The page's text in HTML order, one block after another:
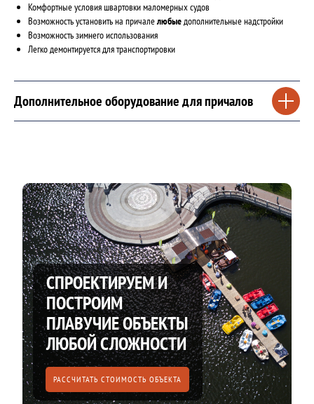
Комфортные условия швартовки маломерных судов
Возможность установить на причалелюбыедополнительные надстройки
Возможность зимнего использования
Легко демонтируется для транспортировки
Дополнительное оборудование для причалов
РАССЧИТАТЬ СТОИМОСТЬ ОБЪЕКТА
СПРОЕКТИРУЕМ И
ПОСТРОИМ
ПЛАВУЧИЕ ОБЪЕКТЫ
ЛЮБОЙ СЛОЖНОСТИ